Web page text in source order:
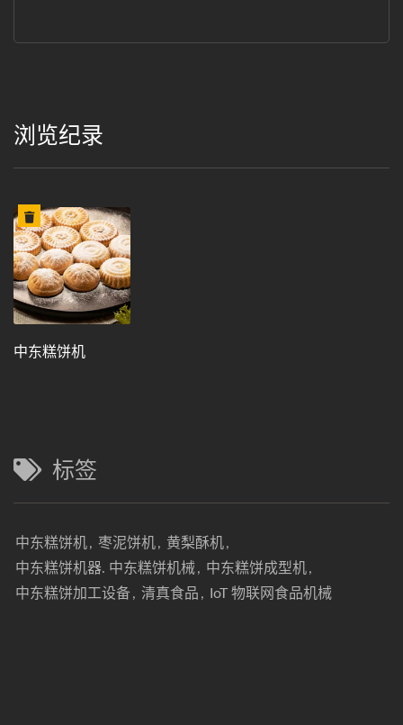
浏览纪录
中东糕饼机
标签
中东糕饼机, 枣泥饼机, 黄梨酥机,
中东糕饼机器. 中东糕饼机械, 中东糕饼成型机,
中东糕饼加工设备, 清真食品 , IoT 物联网食品机械